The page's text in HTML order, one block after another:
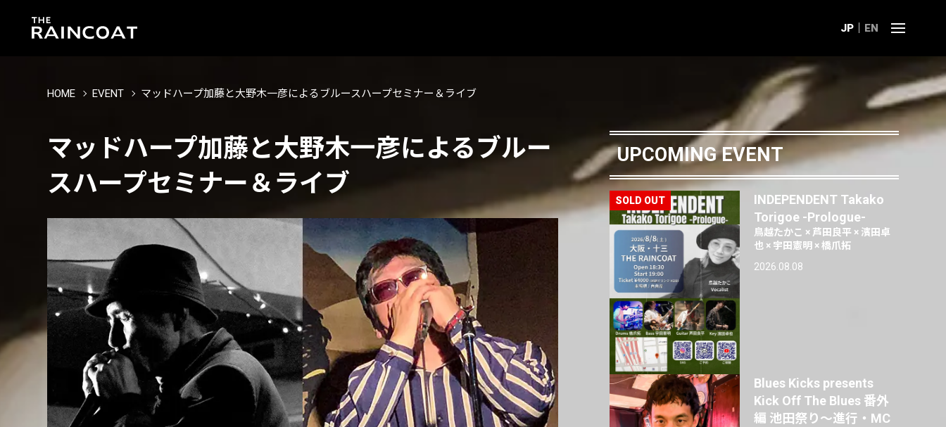
JP EN
HOME EVENT マッドハープ加藤と大野木一彦によるブルースハープセミナー＆ライブ
マッドハープ加藤と大野木一彦によるブルー
スハープセミナー＆ライブ
UPCOMING EVENT
INDEPENDENT Takako
Torigoe -Prologue-
鳥越たかこ × 芦田良平 × 濱田卓
也 × 宇田憲明 × 橋爪拓
2026.08.08
Blues Kicks presents
Kick Off The Blues 番外
編 池田祭り〜進行・MC